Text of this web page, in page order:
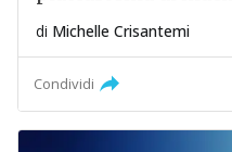
di Michelle Crisantemi
Condividi